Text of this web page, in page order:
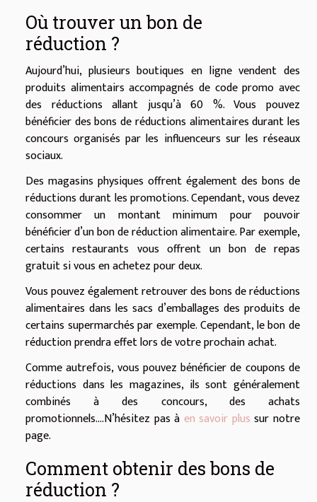
Où trouver un bon de
réduction ?
Aujourd’hui, plusieurs boutiques en ligne vendent des
produits alimentairs accompagnés de code promo avec
des réductions allant jusqu’à 60 %. Vous pouvez
bénéficier des bons de réductions alimentaires durant les
concours organisés par les influenceurs sur les réseaux
sociaux.
Des magasins physiques offrent également des bons de
réductions durant les promotions. Cependant, vous devez
consommer un montant minimum pour pouvoir
bénéficier d’un bon de réduction alimentaire. Par exemple,
certains restaurants vous offrent un bon de repas
gratuit si vous en achetez pour deux.
Vous pouvez également retrouver des bons de réductions
alimentaires dans les sacs d’emballages des produits de
certains supermarchés par exemple. Cependant, le bon de
réduction prendra effet lors de votre prochain achat.
Comme autrefois, vous pouvez bénéficier de coupons de
réductions dans les magazines, ils sont généralement
combinés à des concours, des achats
promotionnels….N’hésitez pas à en savoir plus sur notre
page.
Comment obtenir des bons de
réduction ?